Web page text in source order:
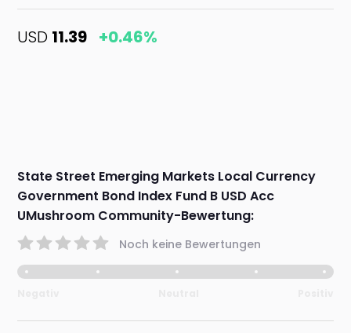
USD 11.39 +0.46%
State Street Emerging Markets Local Currency
Government Bond Index Fund B USD Acc
UMushroom Community-Bewertung:
Noch keine Bewertungen